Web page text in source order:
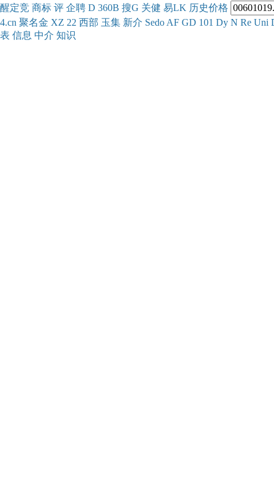
醒定竞 商标 评 企聘 D 360B 搜G 关健 易LK 历史价格
4.cn 聚名金 XZ 22 西部 玉集 新介 Sedo AF GD 101 Dy N Re Uni
表 信息 中介 知识